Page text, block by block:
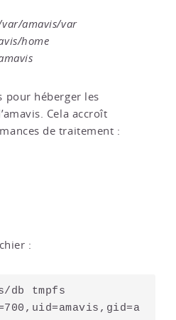
amavis/var
home
pour héberger les
Cela accroît
de traitement :
: